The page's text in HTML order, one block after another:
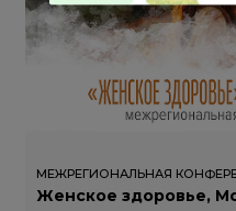
МЕЖРЕГИОНАЛЬНАЯ
Женское здоровье,